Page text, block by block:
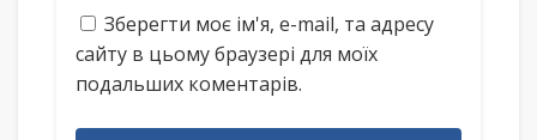
Зберегти моє ім'я, e-mail, та адресу
сайту в цьому браузері для моїх
подальших коментарів.